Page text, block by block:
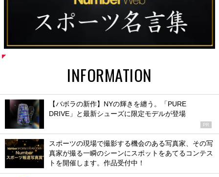
INFORMATION
【バボラの新作】NYの輝きを纏う。「PURE
DRIVE」と最新シューズに限定モデルが登場
PR
スポーツの現場で撮影する機会のある写真家、その写
真家が撮る一瞬のシーンにスポットをあてるコンテス
トを開催します。作品受付中！